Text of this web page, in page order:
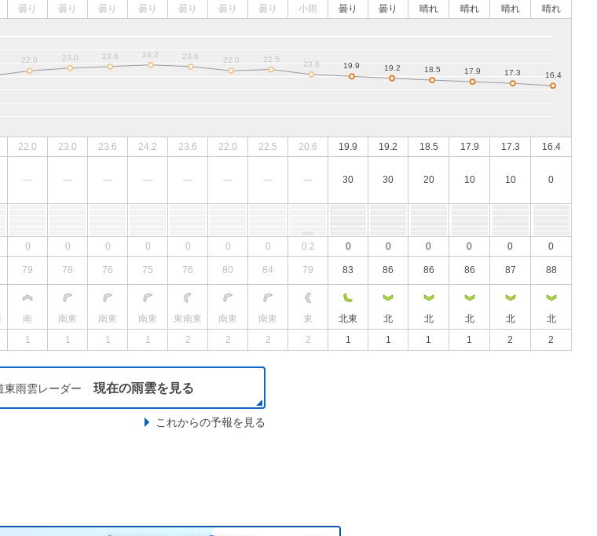
曇り 曇り 曇り 曇り 曇り 曇り 曇り 小雨 曇り 曇り 晴れ 晴れ 晴れ 晴れ
22.0 23.0 23.6 24.2 23.6 22.0 22.5 20.6 19.9 19.2 18.5 17.9 17.3 16.4
--- --- --- --- --- --- --- --- 30 30 20 10 10 0
0 0 0 0 0 0 0 0.2 0 0 0 0 0 0
79 78 76 75 76 80 84 79 83 86 86 86 87 88
南 南東 南東 南東 東南東 南東 南東 東 北東 北 北 北 北
北
1 1 1 1 2 2 2 2 1 1 1 1 2 2
東雨雲レーダー 現在の雨雲を見る
これからの予報を見る